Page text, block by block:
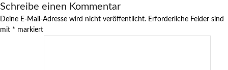
Schreibe einen Kommentar
Deine E-Mail-Adresse wird nicht veröffentlicht. Erforderliche Felder sind
mit * markiert